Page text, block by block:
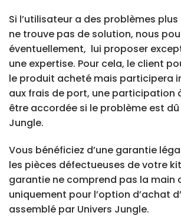
Si l’utilisateur a des problèmes
ne trouve pas de solution, nous
éventuellement, lui proposer
une expertise. Pour cela, le client
le produit acheté mais participera
aux frais de port, une participation
être accordée si le problème est dû
Jungle.
Vous bénéficiez d’une garantie
les pièces défectueuses de votre
garantie ne comprend pas la main
uniquement pour l’option d’achat
assemblé par Univers Jungle.